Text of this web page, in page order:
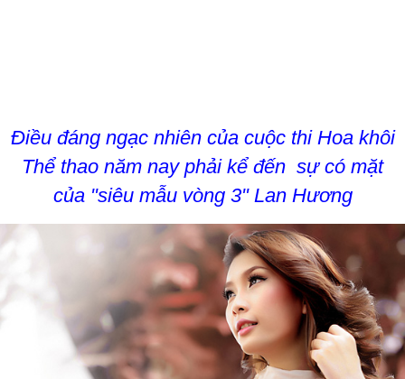
Điều đáng ngạc nhiên của cuộc thi Hoa khôi
Thể thao năm nay phải kể đến sự có mặt
của "siêu mẫu vòng 3" Lan Hương